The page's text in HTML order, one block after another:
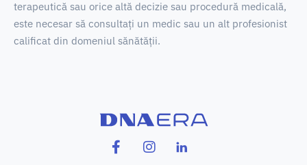
terapeutică sau orice altă decizie sau procedură medicală,
este necesar să consultați un medic sau un alt profesionist
calificat din domeniul sănătății.